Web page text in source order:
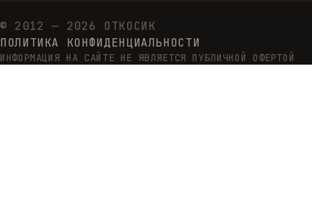
© 2012 — 2026 ОТКОСИК
ПОЛИТИКА КОНФИДЕНЦИАЛЬНОСТИ
ИНФОРМАЦИЯ НА САЙТЕ НЕ ЯВЛЯЕТСЯ ПУБЛИЧНОЙ ОФЕРТОЙ